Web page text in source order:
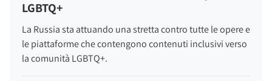
LGBTQ+
La Russia sta attuando una stretta contro tutte le opere e
le piattaforme che contengono contenuti inclusivi verso
la comunità LGBTQ+.